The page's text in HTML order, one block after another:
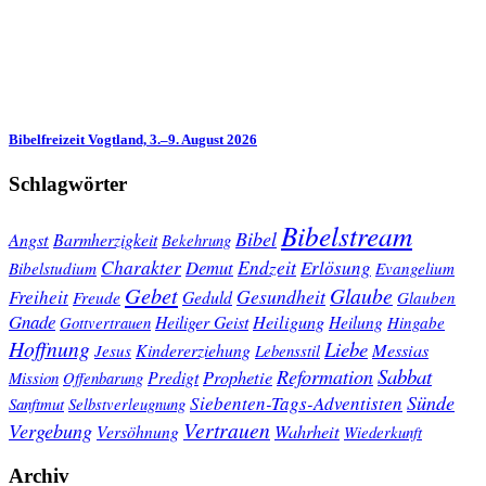
Bibelfreizeit Vogtland, 3.–9. August 2026
Schlagwörter
Angst Barmherzigkeit Bekehrung BibelBibelstream
Bibelstudium Charakter DemutEndzeitErlösung Evangelium
Freiheit Freude GebetGeduld Gesundheit Glaube Glauben
Gnade Gottvertrauen Heiliger Geist Heiligung Heilung Hingabe
Hoffnung Jesus Kindererziehung Lebensstil Liebe Messias
Mission Offenbarung Predigt ProphetieReformationSabbat
Sanftmut Selbstverleugnung Siebenten-Tags-Adventisten Sünde
Vergebung Versöhnung Vertrauen Wahrheit Wiederkunft
Archiv